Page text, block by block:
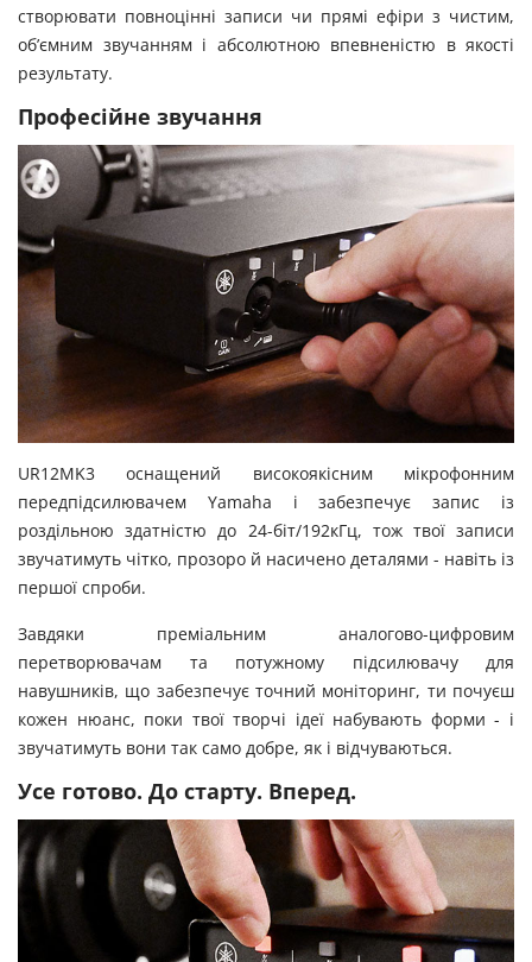
створювати повноцінні записи чи прямі ефіри з чистим,
об’ємним звучанням і абсолютною впевненістю в якості
результату.
Професійне звучання
UR12MK3 оснащений високоякісним мікрофонним
передпідсилювачем Yamaha і забезпечує запис із
роздільною здатністю до 24-біт/192кГц, тож твої записи
звучатимуть чітко, прозоро й насичено деталями - навіть із
першої спроби.
Завдяки преміальним аналогово-цифровим
перетворювачам та потужному підсилювачу для
навушників, що забезпечує точний моніторинг, ти почуєш
кожен нюанс, поки твої творчі ідеї набувають форми - і
звучатимуть вони так само добре, як і відчуваються.
Усе готово. До старту. Вперед.